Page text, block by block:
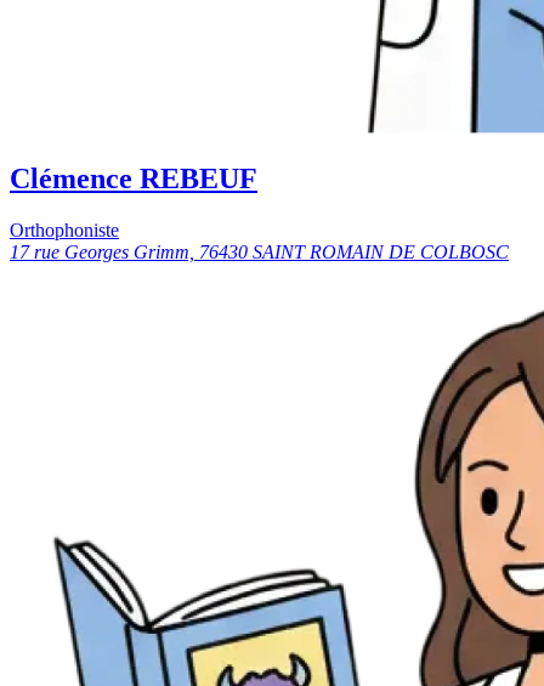
Clémence REBEUF
Orthophoniste
17 rue Georges Grimm, 76430 SAINT ROMAIN DE COLBOSC